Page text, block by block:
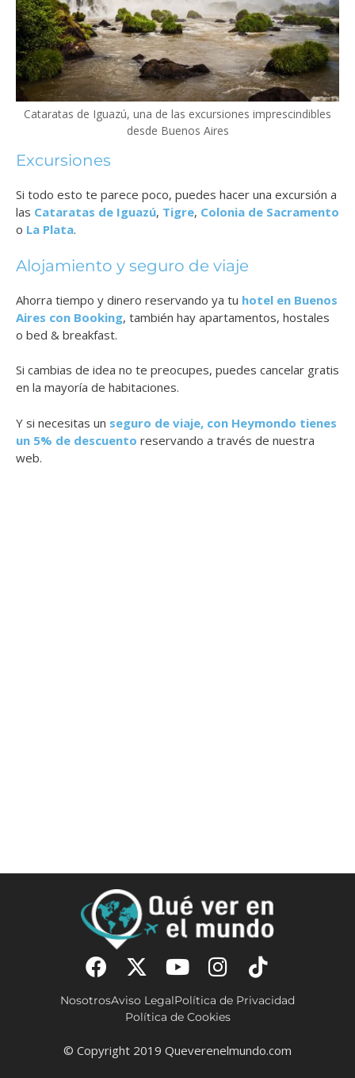
Cataratas de Iguazú, una de las excursiones imprescindibles
desde Buenos Aires
Excursiones
Si todo esto te parece poco, puedes hacer una excursión a
las Cataratas de Iguazú, Tigre, Colonia de Sacramento
o La Plata.
Alojamiento y seguro de viaje
Ahorra tiempo y dinero reservando ya tu hotel en Buenos
Aires con Booking, también hay apartamentos, hostales
o bed & breakfast.
Si cambias de idea no te preocupes, puedes cancelar gratis
en la mayoría de habitaciones.
Y si necesitas un seguro de viaje, con Heymondo tienes
un 5% de descuento reservando a través de nuestra
web.
NosotrosAviso LegalPolítica de Privacidad
Política de Cookies
© Copyright 2019 Queverenelmundo.com